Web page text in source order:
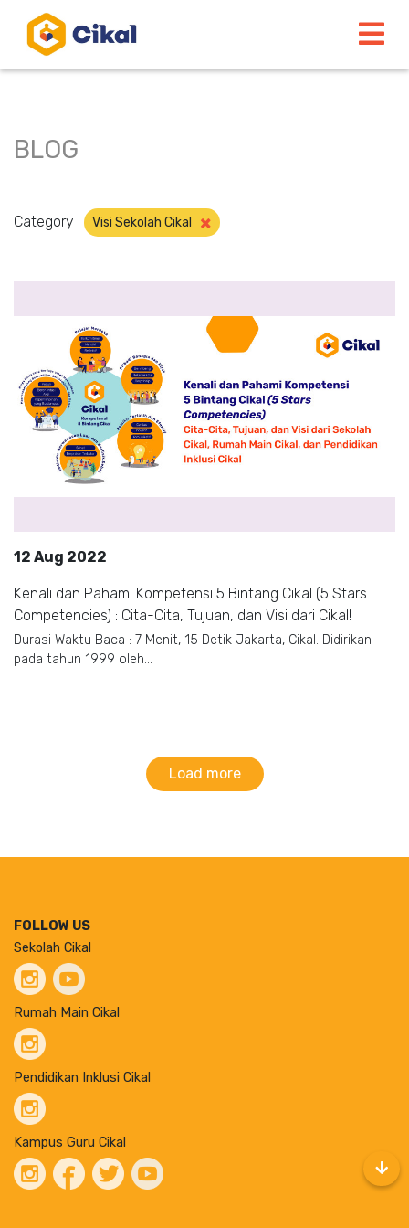
BLOG
Category : Visi Sekolah Cikal ×
12 Aug 2022
Kenali dan Pahami Kompetensi 5 Bintang Cikal (5 Stars
Competencies) : Cita-Cita, Tujuan, dan Visi dari Cikal!
Durasi Waktu Baca : 7 Menit, 15 Detik Jakarta, Cikal. Didirikan
pada tahun 1999 oleh...
Load more
FOLLOW US
Sekolah Cikal
Rumah Main Cikal
Pendidikan Inklusi Cikal
Kampus Guru Cikal